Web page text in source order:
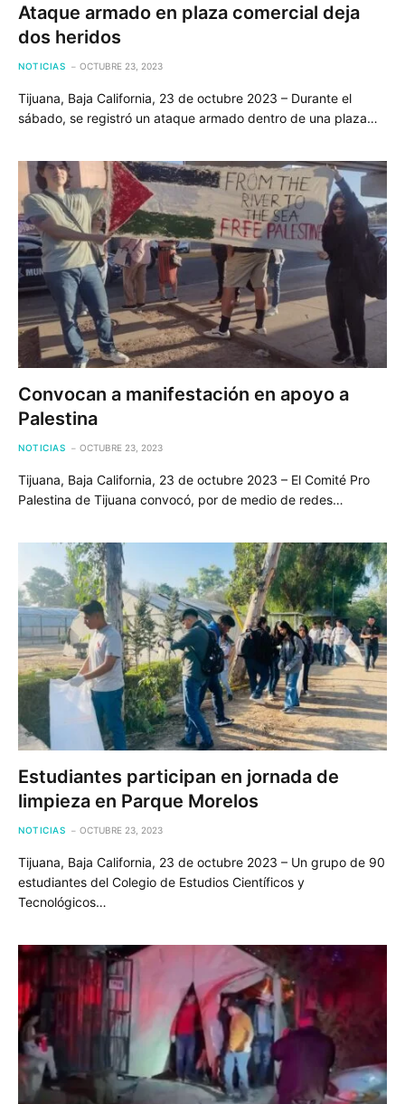
Ataque armado en plaza comercial deja
dos heridos
NOTICIAS OCTUBRE 23, 2023
Tijuana, Baja California, 23 de octubre 2023 – Durante el
sábado, se registró un ataque armado dentro de una plaza…
Convocan a manifestación en apoyo a
Palestina
NOTICIAS OCTUBRE 23, 2023
Tijuana, Baja California, 23 de octubre 2023 – El Comité Pro
Palestina de Tijuana convocó, por de medio de redes…
Estudiantes participan en jornada de
limpieza en Parque Morelos
NOTICIAS OCTUBRE 23, 2023
Tijuana, Baja California, 23 de octubre 2023 – Un grupo de 90
estudiantes del Colegio de Estudios Científicos y
Tecnológicos…